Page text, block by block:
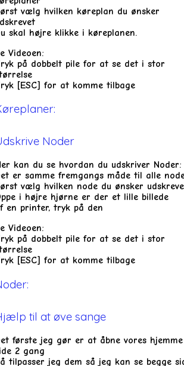
vælg hvilken køreplan du ønsker
skal højre klikke i køreplanen.
Videoen:
på dobbelt pile for at se det i stor
[ESC] for at komme tilbage
Noder
kan du se hvordan du udskriver Noder:
er samme fremgangs måde til alle
vælg hvilken node du ønsker
i højre hjørne er der et lille billede
en printer, tryk på den
Videoen:
på dobbelt pile for at se det i stor
[ESC] for at komme tilbage
til at øve sange
første jeg gør er at åbne vores hjemme
2 gang
tilpasser jeg dem så jeg kan se begge